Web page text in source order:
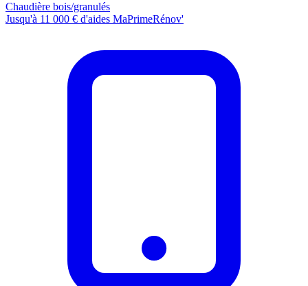
Chaudière bois/granulés
Jusqu'à 11 000 € d'aides MaPrimeRénov'